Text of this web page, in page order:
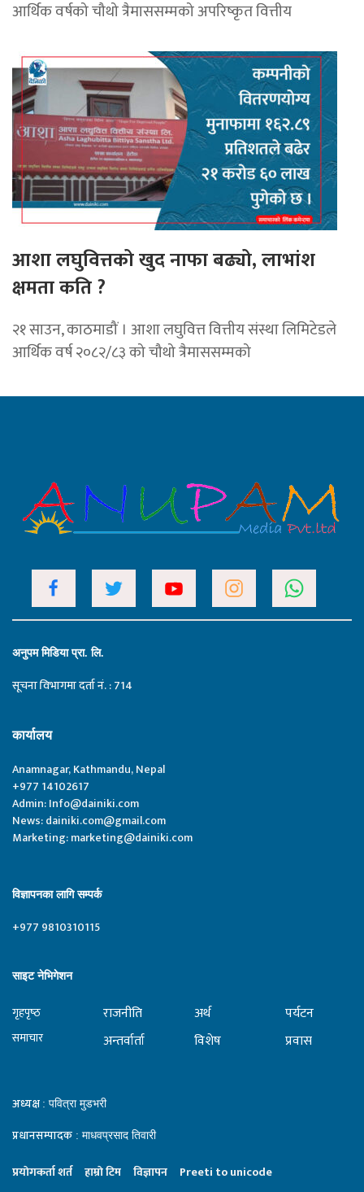
आर्थिक वर्षको चौथो त्रैमाससम्मको अपरिष्कृत वित्तीय
आशा लघुवित्तको खुद नाफा बढ्यो, लाभांश
क्षमता कति ?
२१ साउन, काठमाडौं । आशा लघुवित्त वित्तीय संस्था लिमिटेडले
आर्थिक वर्ष २०८२/८३ को चौथो त्रैमाससम्मको
अनुपम मिडिया प्रा. लि.
सूचना विभागमा दर्ता नं. : 714
कार्यालय
Anamnagar, Kathmandu, Nepal
+977 14102617
Admin:Info@dainiki.com
News:dainiki.com@gmail.com
Marketing:marketing@dainiki.com
विज्ञापनका लागि सम्पर्क
+977 9810310115
साइट नेभिगेशन
गृहपृष्‍ठ
समाचार
राजनीति
अन्तर्वार्ता
अर्थ
विशेष
पर्यटन
प्रवास
अध्यक्ष : पवित्रा मुडभरी
प्रधानसम्पादक : माधवप्रसाद तिवारी
प्रयाेगकर्ता शर्त हाम्राे टिम विज्ञापन Preeti to unicode